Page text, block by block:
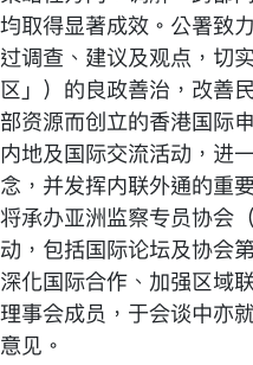
均取得显著成效。公署致
过调查、建议及观点，切
区」）的良政善治，改善
部资源而创立的香港国际
内地及国际交流活动，进
念，并发挥内联外通的重
将承办亚洲监察专员协会
动，包括国际论坛及协会
深化国际合作、加强区域
理事会成员，于会谈中亦
意见。